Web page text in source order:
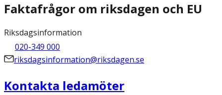
Faktafrågor om riksdagen och EU
Riksdagsinformation
020-349 000
riksdagsinformation@riksdagen.se
Kontakta ledamöter